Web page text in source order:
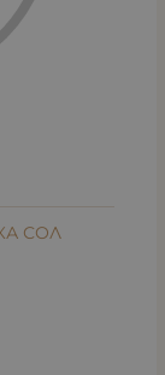
СОЛ